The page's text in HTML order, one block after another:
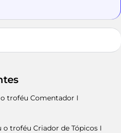
troféu Comentador I
o troféu Criador de Tópicos I